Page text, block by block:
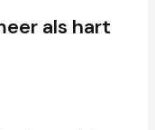
als hart